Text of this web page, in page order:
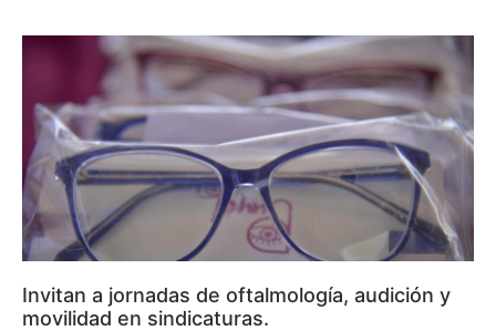
Invitan a jornadas de oftalmología, audición y
movilidad en sindicaturas.